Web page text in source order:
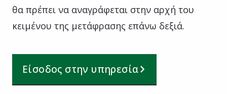
θα πρέπει να αναγράφεται στην αρχή του
κειμένου της μετάφρασης επάνω δεξιά.
Είσοδος στην υπηρεσία